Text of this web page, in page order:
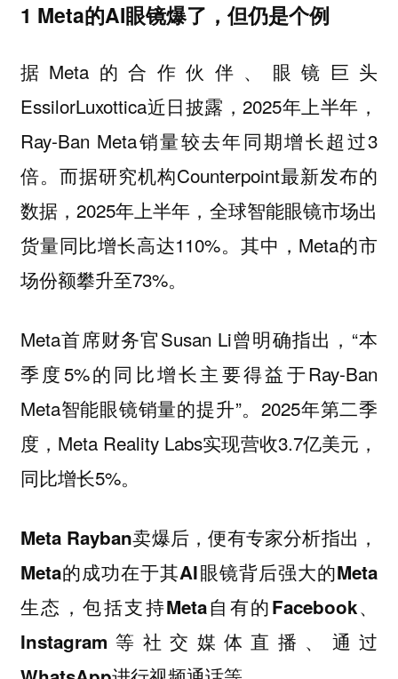
1 Meta的AI眼镜爆了，但仍是个例
据Meta的合作伙伴、眼镜巨头
EssilorLuxottica近日披露，2025年上半年，
Ray-Ban Meta销量较去年同期增长超过3
倍。而据研究机构Counterpoint最新发布的
数据，2025年上半年，全球智能眼镜市场出
货量同比增长高达110%。其中，Meta的市
场份额攀升至73%。
Meta首席财务官Susan Li曾明确指出，“本
季度5%的同比增长主要得益于Ray-Ban
Meta智能眼镜销量的提升”。2025年第二季
度，Meta Reality Labs实现营收3.7亿美元，
同比增长5%。
Meta Rayban卖爆后，便有专家分析指出，
Meta的成功在于其AI眼镜背后强大的Meta
生态，包括支持Meta自有的Facebook、
Instagram等社交媒体直播、通过